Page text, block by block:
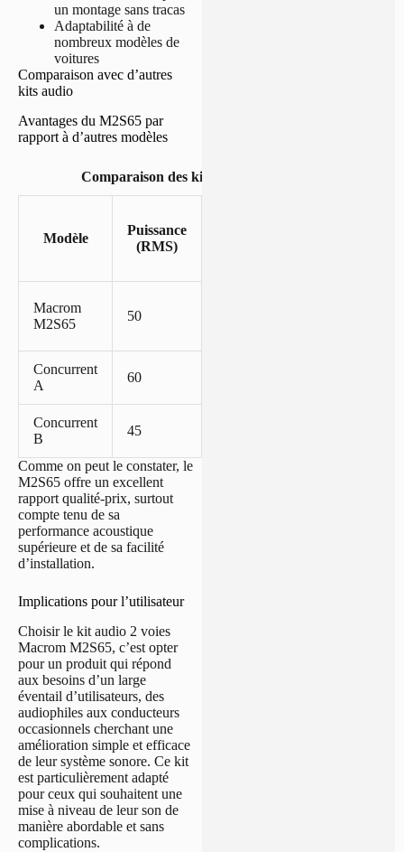
un montage sans tracas
Adaptabilité à de
nombreux modèles de
voitures
Comparaison avec d’autres
kits audio
Avantages du M2S65 par
rapport à d’autres modèles
Comparaison des kits audio 2 voies
Modèle
Puissance
(RMS)
Macrom
M2S65
50
Concurrent
A
60
Concurrent
B
45
Comme on peut le constater, le
M2S65 offre un excellent
rapport qualité-prix, surtout
compte tenu de sa
performance acoustique
supérieure et de sa facilité
d’installation.
Implications pour l’utilisateur
Choisir le kit audio 2 voies
Macrom M2S65, c’est opter
pour un produit qui répond
aux besoins d’un large
éventail d’utilisateurs, des
audiophiles aux conducteurs
occasionnels cherchant une
amélioration simple et efficace
de leur système sonore. Ce kit
est particulièrement adapté
pour ceux qui souhaitent une
mise à niveau de leur son de
manière abordable et sans
complications.